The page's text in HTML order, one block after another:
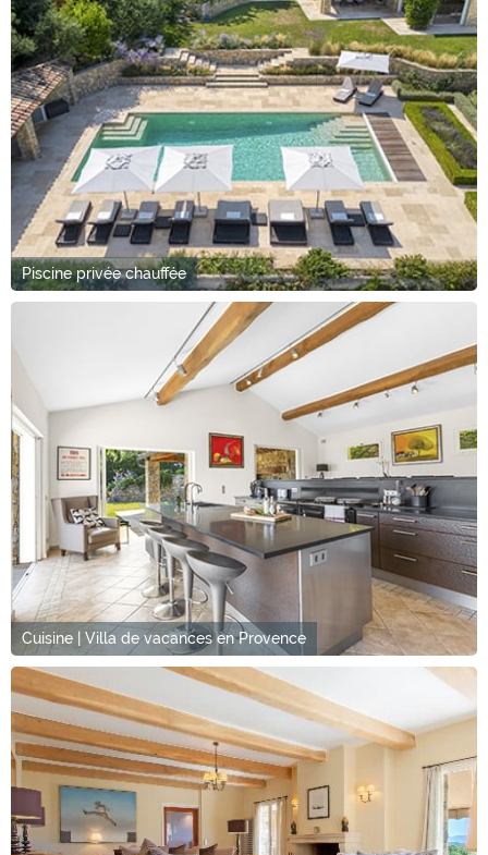
Piscine privée chauffée
Cuisine | Villa de vacances en Provence